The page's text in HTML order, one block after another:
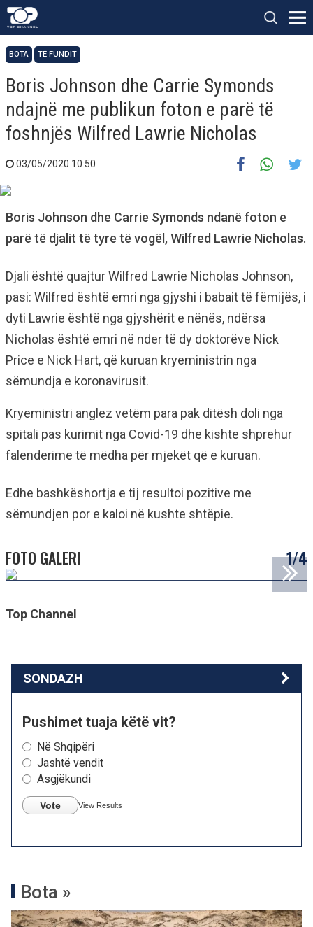
BOTA TË FUNDIT
Boris Johnson dhe Carrie Symonds
ndajnë me publikun foton e parë të
foshnjës Wilfred Lawrie Nicholas
03/05/2020 10:50
Boris Johnson dhe Carrie Symonds ndanë foton e
parë të djalit të tyre të vogël, Wilfred Lawrie Nicholas.
Djali është quajtur Wilfred Lawrie Nicholas Johnson,
pasi: Wilfred është emri nga gjyshi i babait të fëmijës, i
dyti Lawrie është nga gjyshërit e nënës, ndërsa
Nicholas është emri në nder të dy doktorëve Nick
Price e Nick Hart, që kuruan kryeministrin nga
sëmundja e koronavirusit.
Kryeministri anglez vetëm para pak ditësh doli nga
spitali pas kurimit nga Covid-19 dhe kishte shprehur
falenderime të mëdha për mjekët që e kuruan.
Edhe bashkëshortja e tij resultoi pozitive me
sëmundjen por e kaloi në kushte shtëpie.
FOTO GALERI 1/4
Top Channel
SONDAZH
Pushimet tuaja këtë vit?
Në Shqipëri
Jashtë vendit
Asgjëkundi
Vote View Results
Bota »